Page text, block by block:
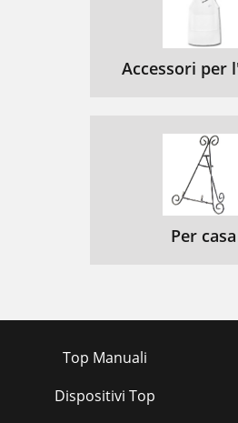
Accessori per
Per casa
Top Manuali
Dispositivi Top